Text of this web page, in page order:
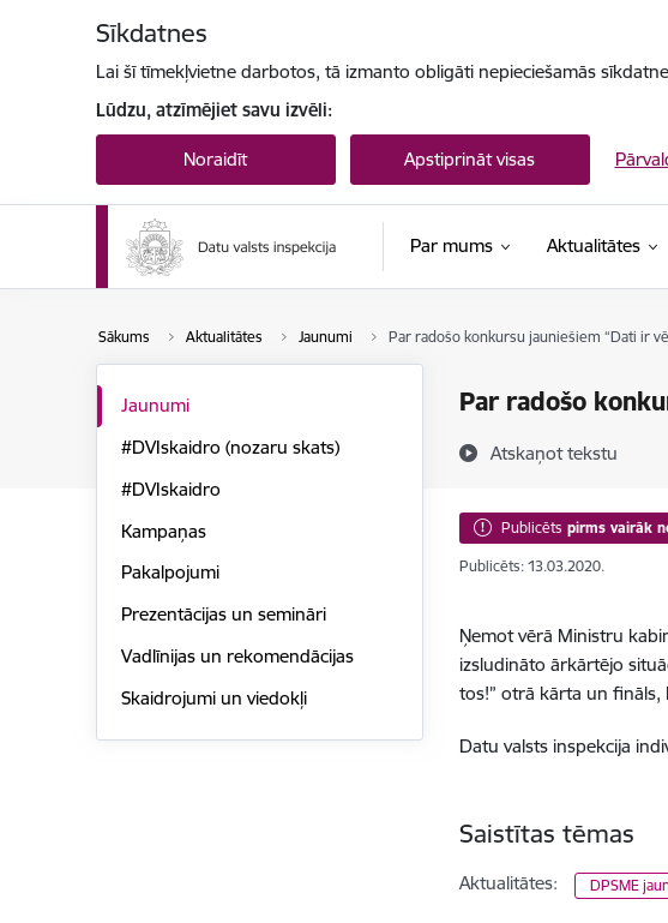
Sīkdatnes
Lai šī tīmekļvietne darbotos, tā izmanto obligāti nepieciešamās
Lūdzu, atzīmējiet savu izvēli:
Noraidīt Apstiprināt visas
Par mums Aktualitātes
Sākums Aktualitātes Jaunumi Par radošo konkursu jauniešiem “Dati ir
Par radošo
Atskaņot tekstu
Jaunumi
#DVIskaidro (nozaru skats)
#DVIskaidro
Kampaņas
Pakalpojumi
Prezentācijas un semināri
Vadlīnijas un rekomendācijas
Skaidrojumi un viedokļi
Publicēts pirms vairāk
Publicēts: 13.03.2020.
Ņemot vērā Ministru
izsludināto ārkārtējo
tos!” otrā kārta un
Datu valsts inspekcija
Saistītas tēmas
Aktualitātes: DPSME